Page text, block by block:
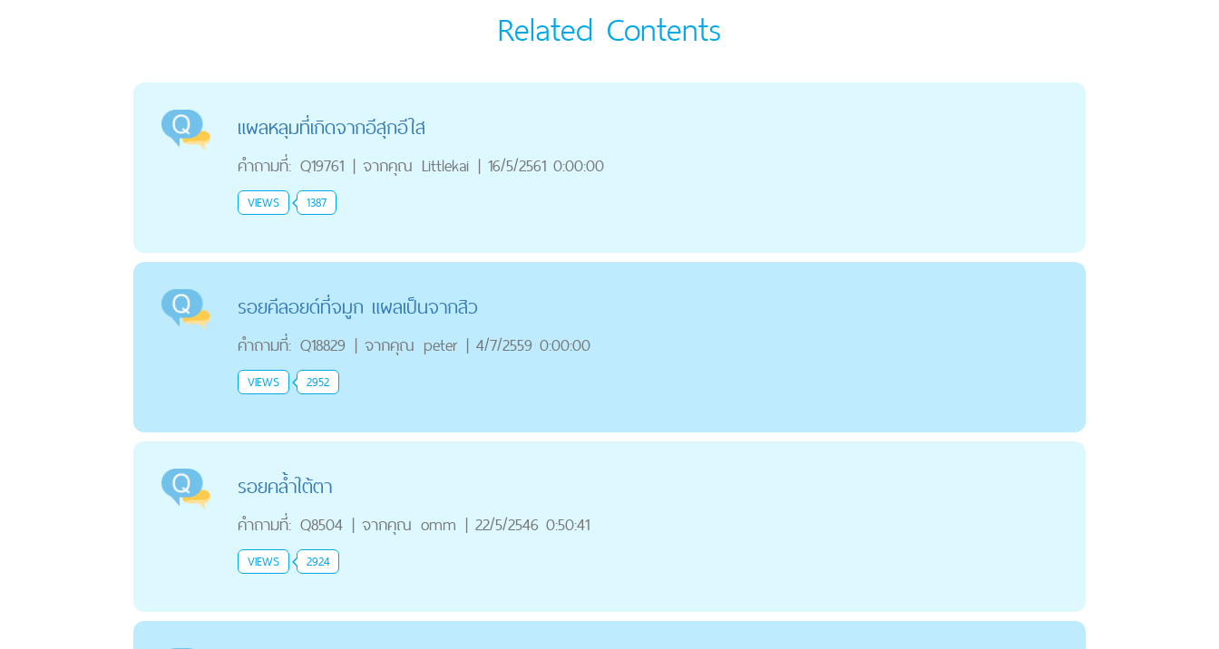
Related Contents
แผลหลุมที่เกิดจากอีสุกอีใส
คำถามที่: Q19761 | จากคุณ Littlekai | 16/5/2561 0:00:00
VIEWS 1387
รอยคีลอยด์ที่จมูก แผลเป็นจากสิว
คำถามที่: Q18829 | จากคุณ peter | 4/7/2559 0:00:00
VIEWS 2952
รอยคล้ำใต้ตา
คำถามที่: Q8504 | จากคุณ omm | 22/5/2546 0:50:41
VIEWS 2924